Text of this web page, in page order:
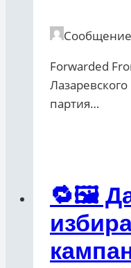
Forwarded
партия…
🔁🖼